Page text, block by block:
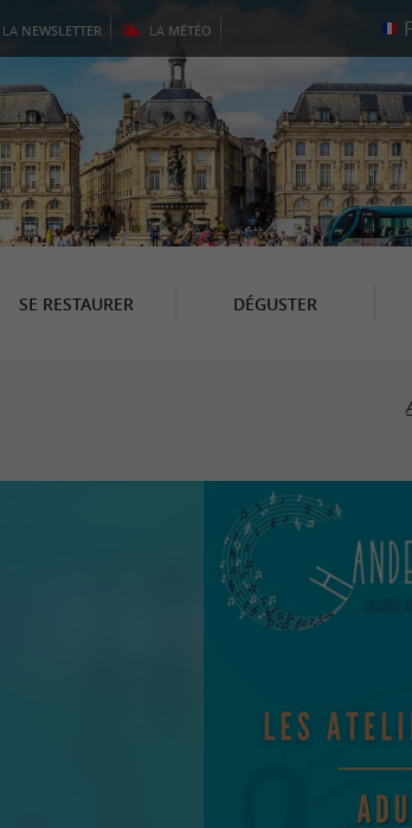
LA NEWSLETTER LA MÉTÉO
SE RESTAURER DÉGUSTER